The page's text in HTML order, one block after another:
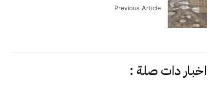
Previous Article
اخبار دات صلة :